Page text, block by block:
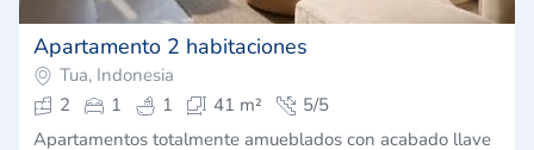
Apartamento 2 habitaciones
Tua, Indonesia
2
1 1 41 m²
5/5
Apartamentos totalmente amueblados con acabado llave